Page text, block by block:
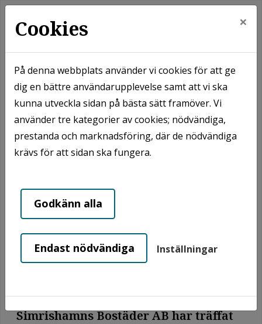
Nyheter Nya hyror för 2026
Nya hyror för 2026
Simrishamns Bostäder AB har träffat
Cookies ×
På denna webbplats använder vi cookies för att ge
dig en bättre användarupplevelse samt att vi ska
kunna utveckla sidan på bästa sätt framöver. Vi
använder tre kategorier av cookies; nödvändiga,
prestanda och marknadsföring, där de nödvändiga
krävs för att sidan ska fungera.
Godkänn alla
Endast nödvändiga Inställningar